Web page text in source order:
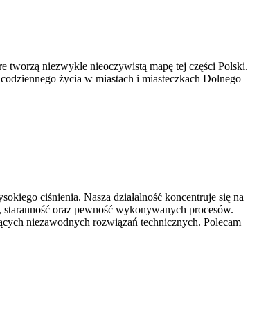
tworzą niezwykle nieoczywistą mapę tej części Polski.
życia w miastach i miasteczkach Dolnego
ciśnienia. Nasza działalność koncentruje się na
oraz pewność wykonywanych procesów.
niezawodnych rozwiązań technicznych. Polecam